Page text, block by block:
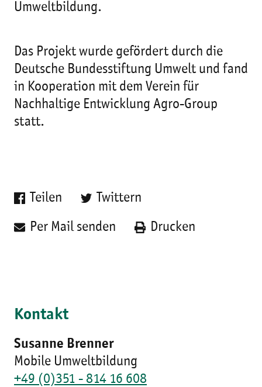
Umweltbildung.
Das Projekt wurde gefördert durch die
Deutsche Bundesstiftung Umwelt und fand
in Kooperation mit dem Verein für
Nachhaltige Entwicklung Agro-Group
statt.
Teilen Twittern
Per Mail senden Drucken
Kontakt
Susanne Brenner
Mobile Umweltbildung
+49 (0)351 - 814 16 608